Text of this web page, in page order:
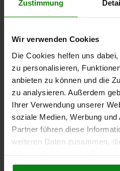
Zustimmung
Wir verwenden Cookies
Die Cookies helfen uns
zu personalisieren,
anbieten zu können und die
zu analysieren. Außerdem
Ihrer Verwendung unserer
soziale Medien, Werbung
Partner führen diese
weiteren Daten zusammen,
gesammelt haben.Cookie
109,24 CHF
CLAVETTE PARALLÈLE
B=5, FORME:A CERAMIC,
LARGEUR=5 H=5 LONGUEUR=12